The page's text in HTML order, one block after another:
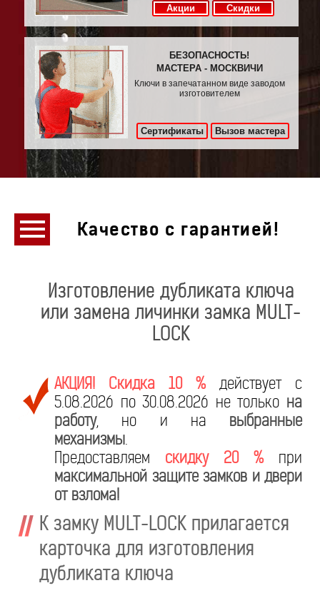
Акции Скидки
БЕЗОПАСНОСТЬ!
МАСТЕРА - МОСКВИЧИ
Ключи в запечатанном виде заводом
изготовителем
Сертификаты Вызов мастера
Качество с гарантией!
Изготовление дубликата ключа
или замена личинки замка MULT-
LOCK
АКЦИЯ! Скидка 10 % действует с
5.08.2026 по 30.08.2026 не только на
работу, но и на выбранные
механизмы.
Предоставляем скидку 20 % при
максимальной защите замков и двери
от взлома!
К замку MULT-LOCK прилагается
карточка для изготовления
дубликата ключа